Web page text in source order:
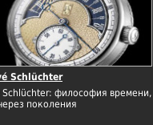
Schlüchter
Schlüchter: философия времени,
поколения